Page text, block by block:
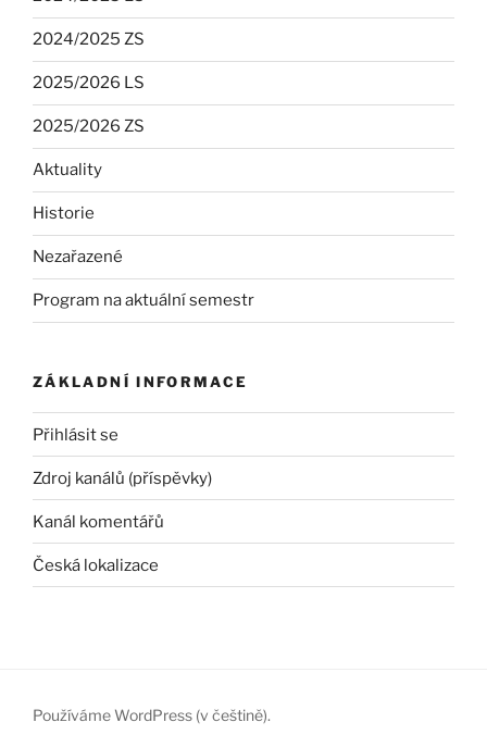
2024/2025 ZS
2025/2026 LS
2025/2026 ZS
Aktuality
Historie
Nezařazené
Program na aktuální semestr
ZÁKLADNÍ INFORMACE
Přihlásit se
Zdroj kanálů (příspěvky)
Kanál komentářů
Česká lokalizace
Používáme WordPress (v češtině).